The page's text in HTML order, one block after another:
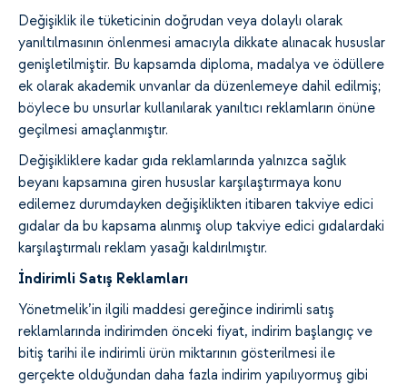
Değişiklik ile tüketicinin doğrudan veya dolaylı olarak
yanıltılmasının önlenmesi amacıyla dikkate alınacak hususlar
genişletilmiştir. Bu kapsamda diploma, madalya ve ödüllere
ek olarak akademik unvanlar da düzenlemeye dahil edilmiş;
böylece bu unsurlar kullanılarak yanıltıcı reklamların önüne
geçilmesi amaçlanmıştır.
Değişikliklere kadar gıda reklamlarında yalnızca sağlık
beyanı kapsamına giren hususlar karşılaştırmaya konu
edilemez durumdayken değişiklikten itibaren takviye edici
gıdalar da bu kapsama alınmış olup takviye edici gıdalardaki
karşılaştırmalı reklam yasağı kaldırılmıştır.
İndirimli Satış Reklamları
Yönetmelik’in ilgili maddesi gereğince indirimli satış
reklamlarında indirimden önceki fiyat, indirim başlangıç ve
bitiş tarihi ile indirimli ürün miktarının gösterilmesi ile
gerçekte olduğundan daha fazla indirim yapılıyormuş gibi